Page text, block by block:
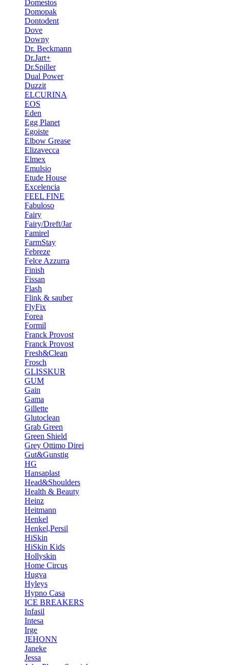
Domestos
Domopak
Dontodent
Dove
Downy
Dr. Beckmann
Dr.Jart+
Dr.Spiller
Dual Power
Duzzit
ELCURINA
EOS
Eden
Egg Planet
Egoiste
Elbow Grease
Elizavecca
Elmex
Emulsio
Etude House
Excelencia
FEEL FINE
Fabuloso
Fairy
Fairy/Dreft/Jar
Famirel
FarmStay
Febreze
Felce Azzurra
Finish
Fissan
Flash
Flink & sauber
FlyFix
Forea
Formil
Franck Provost
Franck Provost
Fresh&Clean
Frosch
GLISSKUR
GUM
Gain
Gama
Gillette
Glutoclean
Grab Green
Green Shield
Grey Ottimo Direi
Gut&Gunstig
HG
Hansaplast
Head&Shoulders
Health & Beauty
Heinz
Heitmann
Henkel
Henkel,Persil
HiSkin
HiSkin Kids
Hollyskin
Home Circus
Hugva
Hyleys
Hypno Casa
ICE BREAKERS
Infasil
Intesa
Irge
JEHONN
Janeke
Jessa